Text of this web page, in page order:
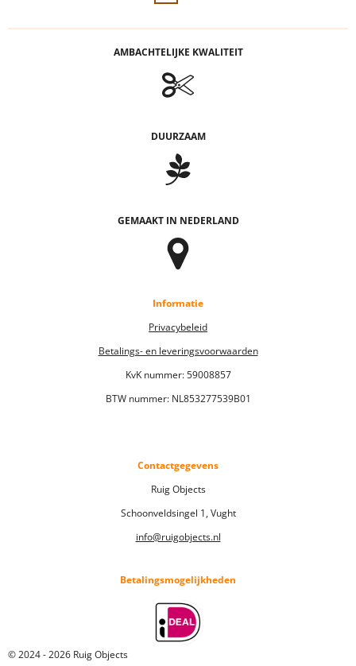
AMBACHTELIJKE KWALITEIT
DUURZAAM
GEMAAKT IN NEDERLAND
Informatie
Privacybeleid
Betalings- en leveringsvoorwaarden
KvK nummer:59008857
BTW nummer: NL853277539B01
Contactgegevens
Ruig Objects
Schoonveldsingel 1, Vught
info@ruigobjects.nl
Betalingsmogelijkheden
© 2024 - 2026 Ruig Objects